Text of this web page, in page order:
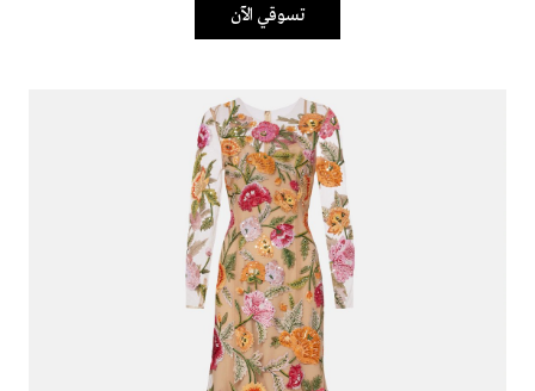
تسوقي الآن